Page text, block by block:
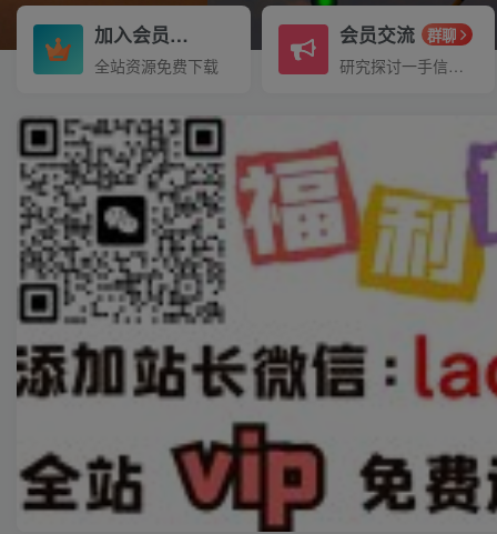
加入会员3.3折
全站资源免费下载
会员交流 群聊
研究探讨一手信息差